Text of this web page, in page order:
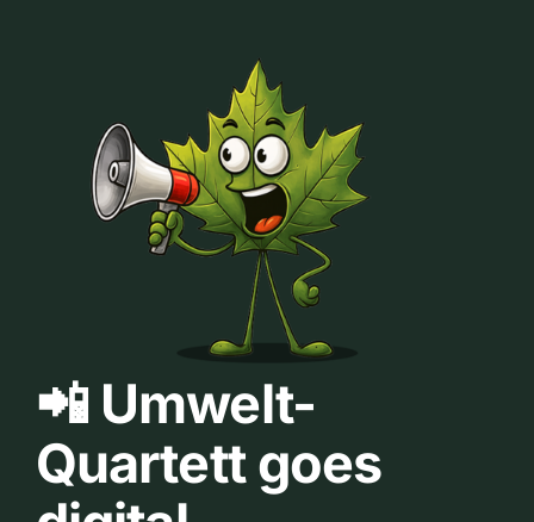
📲 Umwelt-
Quartett goes